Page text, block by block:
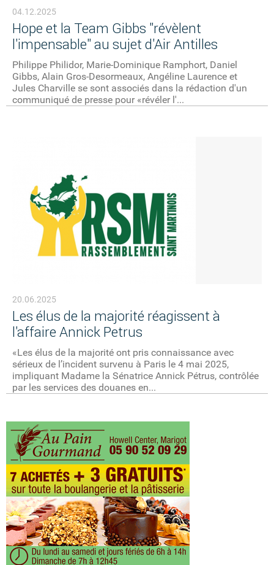
04.12.2025
Hope et la Team Gibbs "révèlent
l'impensable" au sujet d'Air Antilles
Philippe Philidor, Marie-Dominique Ramphort, Daniel
Gibbs, Alain Gros-Desormeaux, Angéline Laurence et
Jules Charville se sont associés dans la rédaction d'un
communiqué de presse pour «révéler l'...
20.06.2025
Les élus de la majorité réagissent à
l'affaire Annick Petrus
«Les élus de la majorité ont pris connaissance avec
sérieux de l’incident survenu à Paris le 4 mai 2025,
impliquant Madame la Sénatrice Annick Pétrus, contrôlée
par les services des douanes en...